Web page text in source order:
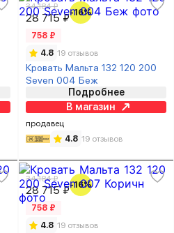
34 184 ₽
28 715 ₽-16%
758 ₽
4.8 19 отзывов
Кровать Мальта 132 120 200
Seven 004 Беж
Подробнее
В магазин
продавец
4.8 19 отзывов
34 184 ₽
28 715 ₽-16%
758 ₽
4.8 19 отзывов